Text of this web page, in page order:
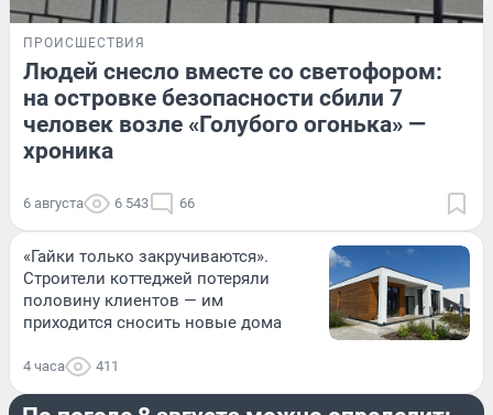
ПРОИСШЕСТВИЯ
Людей снесло вместе со светофором:
на островке безопасности сбили 7
человек возле «Голубого огонька» —
хроника
6 августа 6 543 66
«Гайки только закручиваются».
Строители коттеджей потеряли
половину клиентов — им
приходится сносить новые дома
4 часа 411